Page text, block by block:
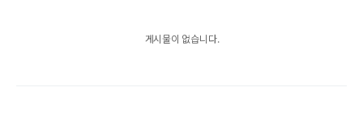
게시물이 없습니다.